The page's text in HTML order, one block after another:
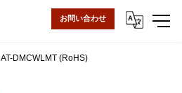
お問い合わせ
AT-DMCWLMT (RoHS)